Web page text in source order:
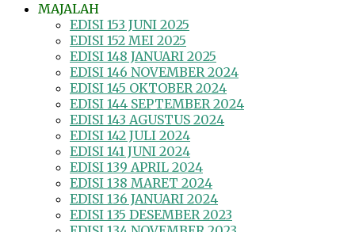
MAJALAH
EDISI 153 JUNI 2025
EDISI 152 MEI 2025
EDISI 148 JANUARI 2025
EDISI 146 NOVEMBER 2024
EDISI 145 OKTOBER 2024
EDISI 144 SEPTEMBER 2024
EDISI 143 AGUSTUS 2024
EDISI 142 JULI 2024
EDISI 141 JUNI 2024
EDISI 139 APRIL 2024
EDISI 138 MARET 2024
EDISI 136 JANUARI 2024
EDISI 135 DESEMBER 2023